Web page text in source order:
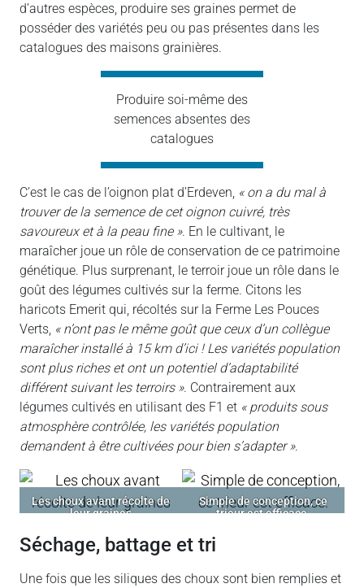
d’autres espèces, produire ses graines permet de
posséder des variétés peu ou pas présentes dans les
catalogues des maisons grainières.
Produire soi-même des
semences absentes des
catalogues
C’est le cas de l’oignon plat d’Erdeven, « on a du mal à
trouver de la semence de cet oignon cuivré, très
savoureux et à la peau fine ». En le cultivant, le
maraîcher joue un rôle de conservation de ce patrimoine
génétique. Plus surprenant, le terroir joue un rôle dans le
goût des légumes cultivés sur la ferme. Citons les
haricots Emerit qui, récoltés sur la Ferme Les Pouces
Verts, « n’ont pas le même goût que ceux d’un collègue
maraîcher installé à 15 km d’ici ! Les variétés population
sont plus riches et ont un potentiel d’adaptabilité
différent suivant les terroirs ». Contrairement aux
légumes cultivés en utilisant des F1 et « produits sous
atmosphère contrôlée, les variétés population
demandent à être cultivées pour bien s’adapter ».
Les choux avant récolte de
leur graines
Simple de conception, ce
trieur est efficace.
séchage, battage et tri
Une fois que les siliques des choux sont bien remplies et